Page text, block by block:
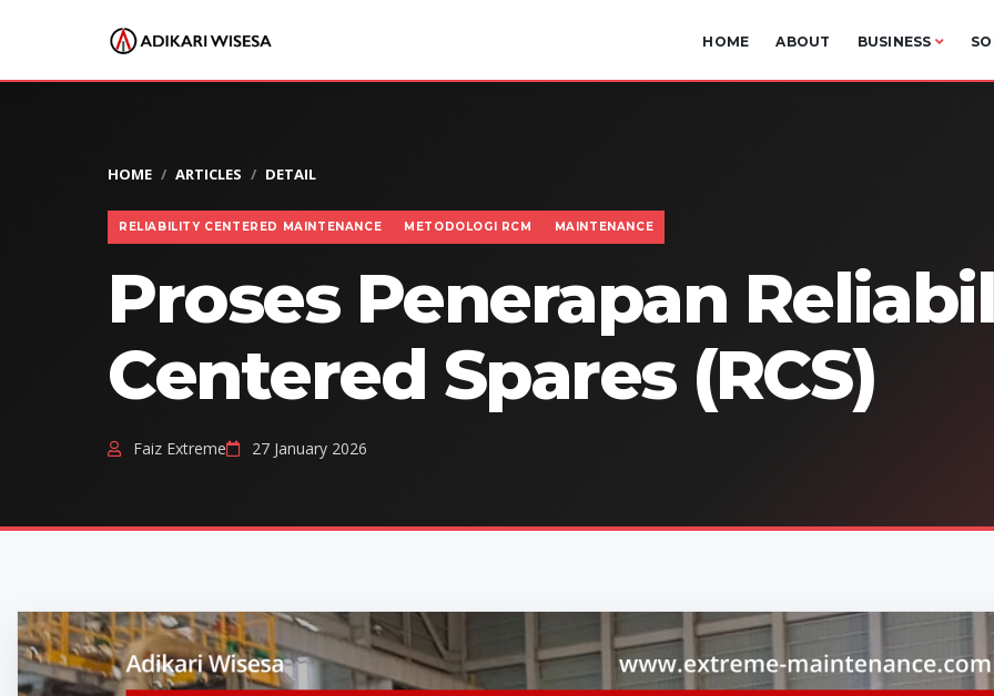
HOME ABOUT BUSINESS
HOME ARTICLES DETAIL
RELIABILITY CENTERED MAINTENANCE METODOLOGI RCM MAINTENANCE
Proses Penerapan
Centered Spares (RCS)
Faiz Extreme 27 January 2026